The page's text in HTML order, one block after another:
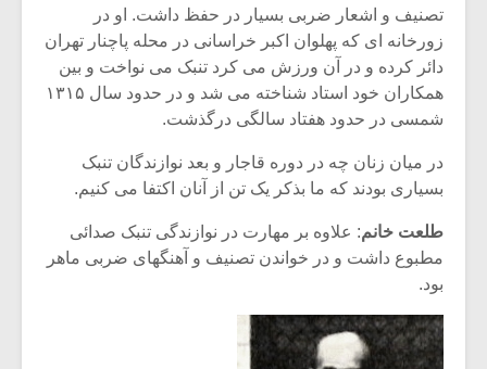
تصنیف و اشعار ضربی بسیار در حفظ داشت. او در
زورخانه ای که پهلوان اکبر خراسانی در محله پاچنار تهران
دائر کرده و در آن ورزش می کرد تنبک می نواخت و بین
همکاران خود استاد شناخته می شد و در حدود سال ۱۳۱۵
شمسی در حدود هفتاد سالگی درگذشت.
در میان زنان چه در دوره قاجار و بعد نوازندگان تنبک
بسیاری بودند که ما بذکر یک تن از آنان اکتفا می کنیم.
طلعت خانم: علاوه بر مهارت در نوازندگی تنبک صدائی
مطبوع داشت و در خواندن تصنیف و آهنگهای ضربی ماهر
بود.